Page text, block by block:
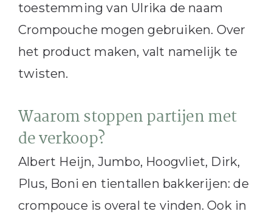
toestemming van Ulrika de naam
Crompouche mogen gebruiken. Over
het product maken, valt namelijk te
twisten.
Waarom stoppen partijen met
de verkoop?
Albert Heijn, Jumbo, Hoogvliet, Dirk,
Plus, Boni en tientallen bakkerijen: de
crompouce is overal te vinden. Ook in